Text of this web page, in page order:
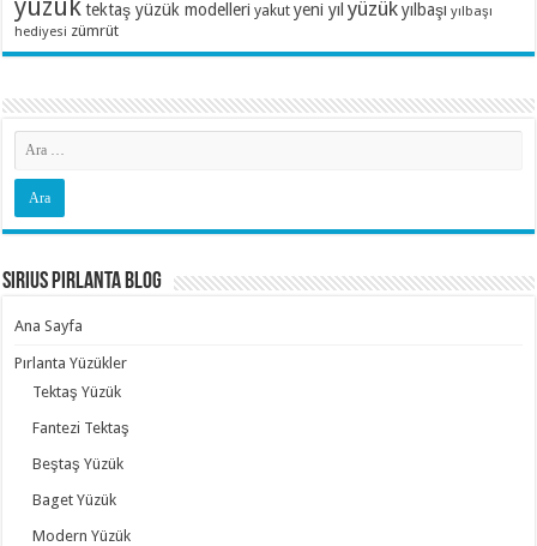
yüzük tektaş yüzük modelleri yakut yeni yıl yüzük yılbaşı yılbaşı
hediyesi zümrüt
Sirius Pırlanta Blog
Ana Sayfa
Pırlanta Yüzükler
Tektaş Yüzük
Fantezi Tektaş
Beştaş Yüzük
Baget Yüzük
Modern Yüzük